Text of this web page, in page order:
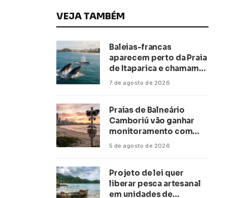
VEJA TAMBÉM
Baleias-francas
aparecem perto da Praia
de Itaparica e chamam
atenção no litoral do
7 de agosto de 2026
Praias de Balneário
Camboriú vão ganhar
monitoramento com
inteligência artificial
5 de agosto de 2026
Projeto de lei quer
liberar pesca artesanal
em unidades de